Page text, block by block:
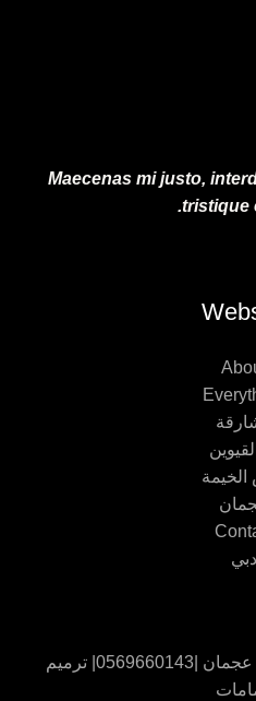
Maecenas mi justo,
tristique
دبي
عزل وصيانة الحمامات في عجمان |0569660143| ترميم